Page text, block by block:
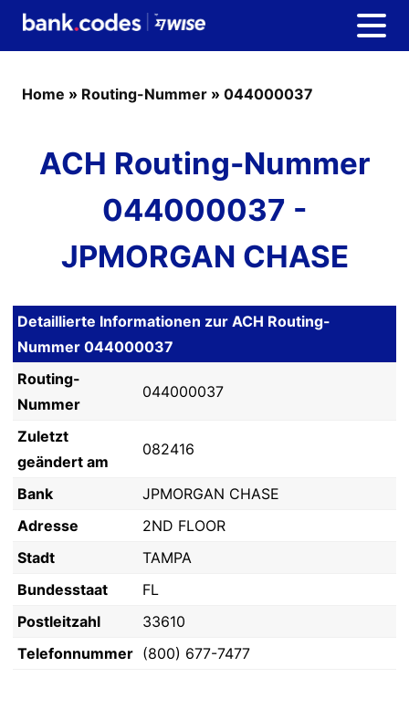
Home » Routing-Nummer » 044000037
ACH Routing-Nummer
044000037 -
JPMORGAN CHASE
Detaillierte Informationen zur ACH Routing-
Nummer 044000037
Routing-
Nummer
044000037
Zuletzt
geändert am
082416
Bank
JPMORGAN CHASE
Adresse
2ND FLOOR
Stadt
TAMPA
Bundesstaat
FL
Postleitzahl
33610
Telefonnummer (800) 677-7477